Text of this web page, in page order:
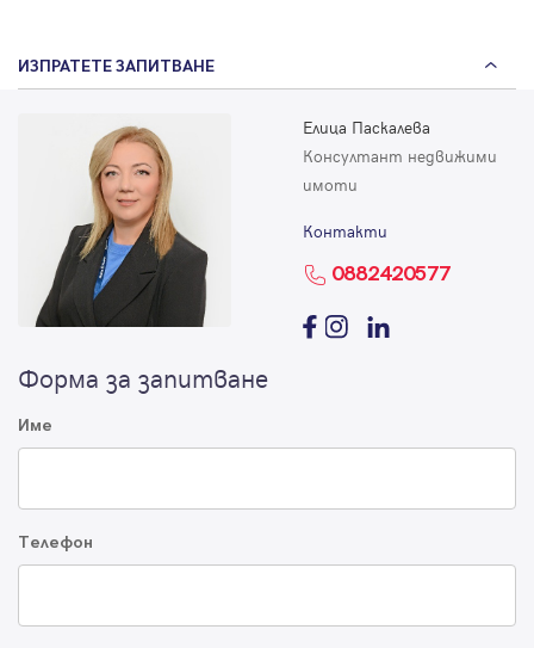
ИЗПРАТЕТЕ ЗАПИТВАНЕ
Елица Паскалева
Консултант недвижими
имоти
Контакти
0882420577
Форма за запитване
Име
Телефон